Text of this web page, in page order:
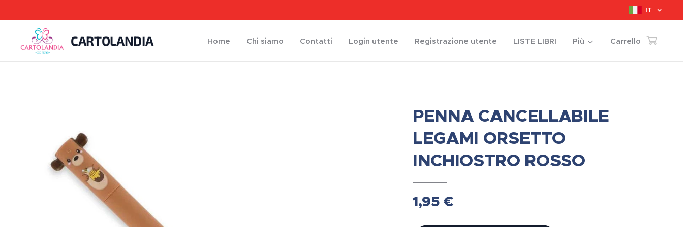
IT
CARTOLANDIA Home Chi siamo Contatti Login utente Registrazione utente LISTE LIBRI Più Carrello
PENNA CANCELLABILE
LEGAMI ORSETTO
INCHIOSTRO ROSSO
1,95 €